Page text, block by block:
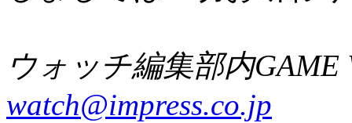
ウォッチ編集部内GAME
watch@impress.co.jp